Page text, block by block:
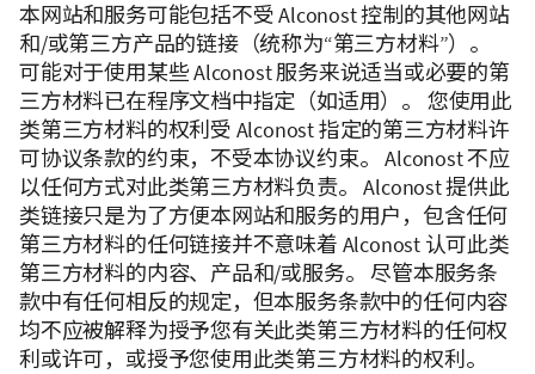
本网站和服务可能包括不受 Alconost 控制的其他网站
和/或第三方产品的链接（统称为“第三方材料”）。
可能对于使用某些 Alconost 服务来说适当或必要的第
三方材料已在程序文档中指定（如适用）。 您使用此
类第三方材料的权利受 Alconost 指定的第三方材料许
可协议条款的约束，不受本协议约束。 Alconost 不应
以任何方式对此类第三方材料负责。 Alconost 提供此
类链接只是为了方便本网站和服务的用户，包含任何
第三方材料的任何链接并不意味着 Alconost 认可此类
第三方材料的内容、产品和/或服务。 尽管本服务条
款中有任何相反的规定，但本服务条款中的任何内容
均不应被解释为授予您有关此类第三方材料的任何权
利或许可，或授予您使用此类第三方材料的权利。